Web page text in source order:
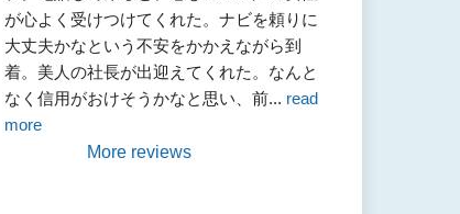
が心よく受けつけてくれた。ナビを頼りに
大丈夫かなという不安をかかえながら到
着。美人の社長が出迎えてくれた。なんと
なく信用がおけそうかなと思い、前... read
more
More reviews